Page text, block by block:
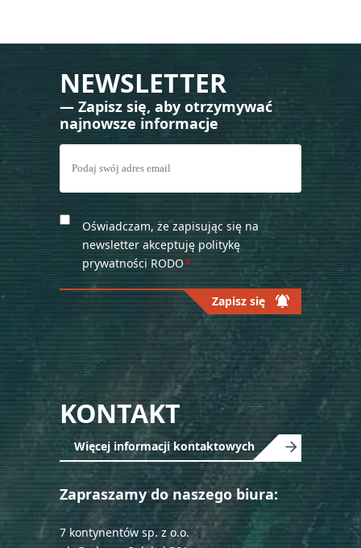
NEWSLETTER
— Zapisz się, aby otrzymywać
najnowsze informacje
Oświadczam, że zapisując się na
newsletter akceptuję politykę
prywatności RODO*
Zapisz się notifications_active
Please
leave
this
field
empty.
KONTAKT
Więcej informacji kontaktowych
Zapraszamy do naszego biura:
7 kontynentów sp. z o.o.